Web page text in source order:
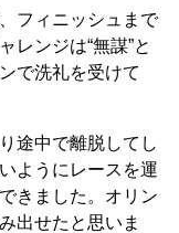
フィニッシュまで
レンジは“無謀”と
で洗礼を受けて
途中で離脱してし
ようにレースを運
きました。オリン
出せたと思いま